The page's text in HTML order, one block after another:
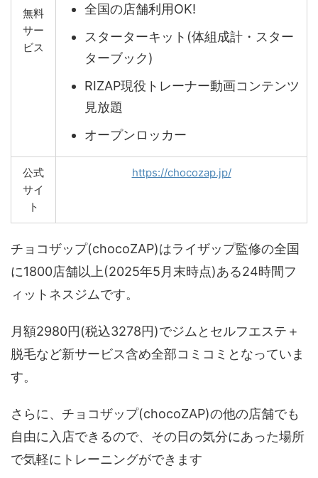
無料
サー
ビス
全国の店舗利用OK!
スターターキット(体組成計・スター
ターブック)
RIZAP現役トレーナー動画コンテンツ
見放題
オープンロッカー
公式
サイ
ト
https://chocozap.jp/
チョコザップ(chocoZAP)はライザップ監修の全国
に1800店舗以上(2025年5月末時点)ある24時間フ
ィットネスジムです。
月額2980円(税込3278円)でジムとセルフエステ＋
脱毛など新サービス含め全部コミコミとなっていま
す。
さらに、チョコザップ(chocoZAP)の他の店舗でも
自由に入店できるので、その日の気分にあった場所
で気軽にトレーニングができます